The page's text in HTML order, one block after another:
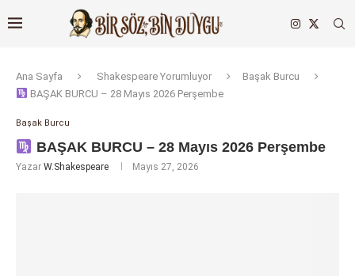
Ana Sayfa Shakespeare Yorumluyor
Başak Burcu
BAŞAK BURCU – 28 Mayıs 2026 Perşembe
Başak Burcu
BAŞAK BURCU – 28 Mayıs 2026 Perşembe
Yazar W.Shakespeare Mayıs 27, 2026